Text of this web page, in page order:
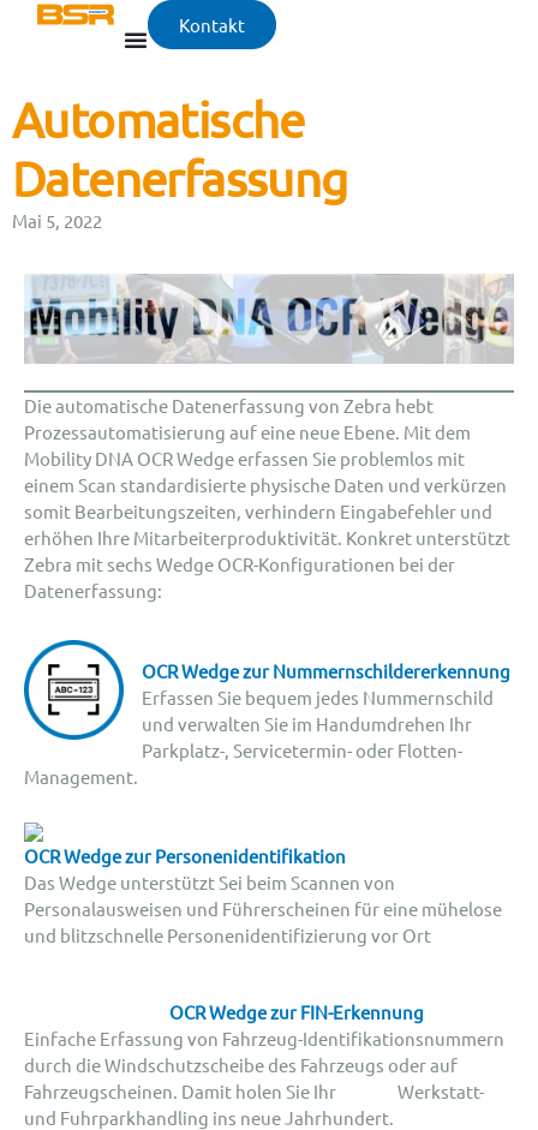
Kontakt
Automatische
Datenerfassung
Mai 5, 2022
Die automatische Datenerfassung von Zebra hebt
Prozessautomatisierung auf eine neue Ebene. Mit dem
Mobility DNA OCR Wedge erfassen Sie problemlos mit
einem Scan standardisierte physische Daten und verkürzen
somit Bearbeitungszeiten, verhindern Eingabefehler und
erhöhen Ihre Mitarbeiterproduktivität. Konkret unterstützt
Zebra mit sechs Wedge OCR-Konfigurationen bei der
Datenerfassung:
OCR Wedge zur Nummernschildererkennung
Erfassen Sie bequem jedes Nummernschild
und verwalten Sie im Handumdrehen Ihr
Parkplatz-, Servicetermin- oder Flotten-
Management.
OCR Wedge zur Personenidentifikation
Das Wedge unterstützt Sei beim Scannen von
Personalausweisen und Führerscheinen für eine mühelose
und blitzschnelle Personenidentifizierung vor Ort
OCR Wedge zur FIN-Erkennung
Einfache Erfassung von Fahrzeug-Identifikationsnummern
durch die Windschutzscheibe des Fahrzeugs oder auf
Fahrzeugscheinen. Damit holen Sie Ihr Werkstatt-
und Fuhrparkhandling ins neue Jahrhundert.